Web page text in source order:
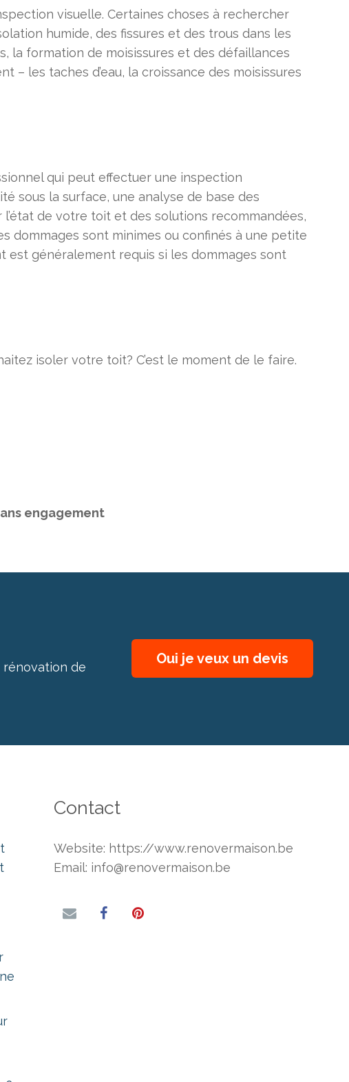
visuelle. Certaines choses à rechercher
humide, des fissures et des trous dans les
la formation de moisissures et des défaillances
– les taches d’eau, la croissance des moisissures
qui peut effectuer une inspection
sous la surface, une analyse de base des
de votre toit et des solutions recommandées,
dommages sont minimes ou confinés à une petite
généralement requis si les dommages sont
isoler votre toit? C’est le moment de le faire.
engagement
de
Oui je veux un devis
Contact
Website: https://www.renovermaison.be
Email: info@renovermaison.be